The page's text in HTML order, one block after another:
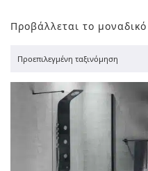
Προβάλλεται το